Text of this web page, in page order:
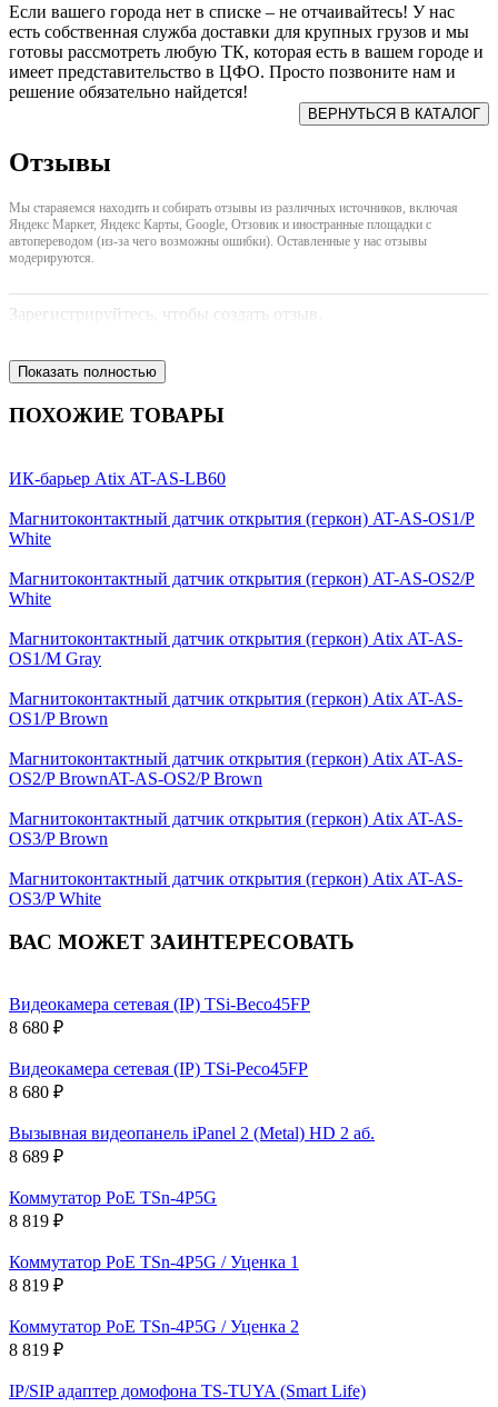
Если вашего города нет в списке – не отчаивайтесь! У нас
есть собственная служба доставки для крупных грузов и мы
готовы рассмотреть любую ТК, которая есть в вашем городе и
имеет представительство в ЦФО. Просто позвоните нам и
решение обязательно найдется!
Отзывы
Мы стараяемся находить и собирать отзывы из различных источников, включая
Яндекс Маркет, Яндекс Карты, Google, Отзовик и иностранные площадки с
автопереводом (из-за чего возможны ошибки). Оставленные у нас отзывы
модерируются.
Зарегистрируйтесь, чтобы создать отзыв.
Показать полностью
ПОХОЖИЕ ТОВАРЫ
ИК-барьер Atix AT-AS-LB60
Магнитоконтактный датчик открытия (геркон) AT-AS-OS1/P
White
Магнитоконтактный датчик открытия (геркон) AT-AS-OS2/P
White
Магнитоконтактный датчик открытия (геркон) Atix AT-AS-
OS1/M Gray
Магнитоконтактный датчик открытия (геркон) Atix AT-AS-
OS1/P Brown
Магнитоконтактный датчик открытия (геркон) Atix AT-AS-
OS2/P BrownAT-AS-OS2/P Brown
Магнитоконтактный датчик открытия (геркон) Atix AT-AS-
OS3/P Brown
Магнитоконтактный датчик открытия (геркон) Atix AT-AS-
OS3/P White
ВАС МОЖЕТ ЗАИНТЕРЕСОВАТЬ
Видеокамера сетевая (IP) TSi-Beco45FP
8 680 ₽
Видеокамера сетевая (IP) TSi-Peco45FP
8 680 ₽
Вызывная видеопанель iPanel 2 (Metal) HD 2 аб.
8 689 ₽
Коммутатор PoE TSn-4P5G
8 819 ₽
Коммутатор PoE TSn-4P5G / Уценка 1
8 819 ₽
Коммутатор PoE TSn-4P5G / Уценка 2
8 819 ₽
IP/SIP адаптер домофона TS-TUYA (Smart Life)